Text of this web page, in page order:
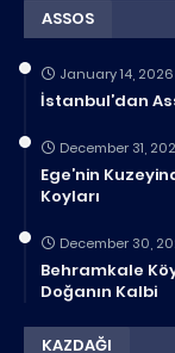
ASSOS
January 14, 2026
İstanbul’dan
December 31,
Ege’nin
Koyları
December 30,
Behramkale
Doğanın Kalbi
KAZDAĞI